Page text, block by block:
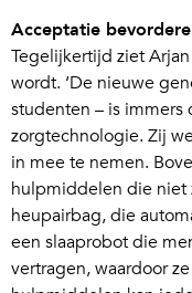
Acceptatie
Tegelijkertijd ziet
wordt. ‘De nieuwe
studenten – is
zorgtechnologie. Zij
in mee te nemen.
hulpmiddelen die niet
heupairbag, die
een slaaprobot die
vertragen, waardoor